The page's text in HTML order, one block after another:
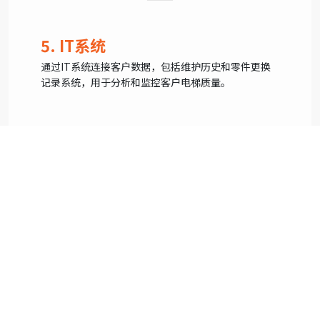
5. IT系统
通过IT系统连接客户数据，包括维护历史和零件更换
记录系统，用于分析和监控客户电梯质量。